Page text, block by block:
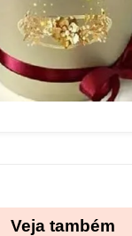
Veja também